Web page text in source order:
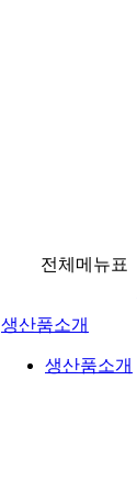
전체메뉴표
생산품소개
생산품소개